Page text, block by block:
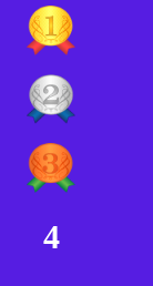
4